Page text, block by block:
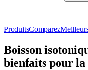
ProduitsComparez
Boisson
bienfaits pour la